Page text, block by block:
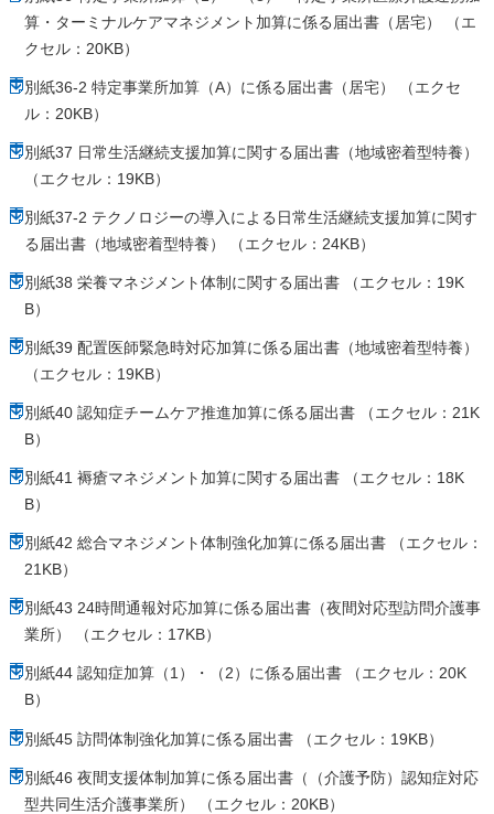
算・ターミナルケアマネジメント加算に係る届出書（居宅） （エ
クセル：20KB）
別紙36-2 特定事業所加算（A）に係る届出書（居宅） （エクセ
ル：20KB）
別紙37 日常生活継続支援加算に関する届出書（地域密着型特養）
（エクセル：19KB）
別紙37-2 テクノロジーの導入による日常生活継続支援加算に関す
る届出書（地域密着型特養） （エクセル：24KB）
別紙38 栄養マネジメント体制に関する届出書 （エクセル：19K
B）
別紙39 配置医師緊急時対応加算に係る届出書（地域密着型特養）
（エクセル：19KB）
別紙40 認知症チームケア推進加算に係る届出書 （エクセル：21K
B）
別紙41 褥瘡マネジメント加算に関する届出書 （エクセル：18K
B）
別紙42 総合マネジメント体制強化加算に係る届出書 （エクセル：
21KB）
別紙43 24時間通報対応加算に係る届出書（夜間対応型訪問介護事
業所） （エクセル：17KB）
別紙44 認知症加算（1）・（2）に係る届出書 （エクセル：20K
B）
別紙45 訪問体制強化加算に係る届出書 （エクセル：19KB）
別紙46 夜間支援体制加算に係る届出書（（介護予防）認知症対応
型共同生活介護事業所） （エクセル：20KB）